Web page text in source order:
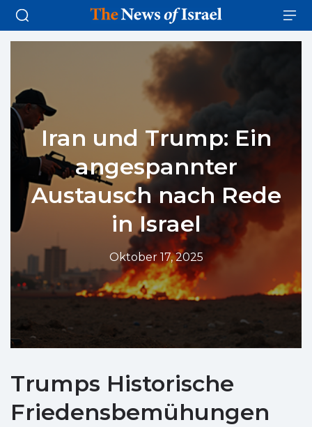
Iran und Trump: Ein
angespannter
Austausch nach Rede
in Israel
Oktober 17, 2025
Trumps Historische
Friedensbemühungen